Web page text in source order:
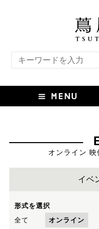
オンライン
イベ
形式を選択
全て
オンライン